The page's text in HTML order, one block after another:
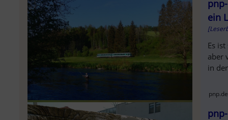
ein
Es
aber
in
pnp.de